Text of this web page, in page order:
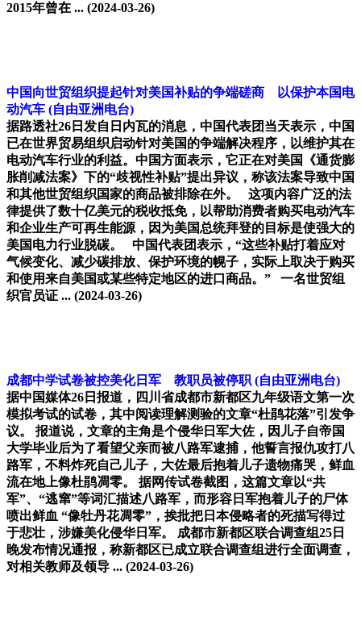
2015年曾在 ... (2024-03-26)
中国向世贸组织提起针对美国补贴的争端磋商 以保护本国电
动汽车 (自由亚洲电台)
据路透社26日发自日内瓦的消息，中国代表团当天表示，中国
已在世界贸易组织启动针对美国的争端解决程序，以维护其在
电动汽车行业的利益。中国方面表示，它正在对美国《通货膨
胀削减法案》下的“歧视性补贴”提出异议，称该法案导致中国
和其他世贸组织国家的商品被排除在外。 这项内容广泛的法
律提供了数十亿美元的税收抵免，以帮助消费者购买电动汽车
和企业生产可再生能源，因为美国总统拜登的目标是使强大的
美国电力行业脱碳。 中国代表团表示，“这些补贴打着应对
气候变化、减少碳排放、保护环境的幌子，实际上取决于购买
和使用来自美国或某些特定地区的进口商品。” 一名世贸组
织官员证 ... (2024-03-26)
成都中学试卷被控美化日军 教职员被停职 (自由亚洲电台)
据中国媒体26日报道，四川省成都市新都区九年级语文第一次
模拟考试的试卷，其中阅读理解测验的文章“杜鹃花落”引发争
议。 报道说，文章的主角是个侵华日军大佐，因儿子自帝国
大学毕业后为了看望父亲而被八路军逮捕，他誓言报仇攻打八
路军，不料炸死自己儿子，大佐最后抱着儿子遗物痛哭，鲜血
流在地上像杜鹃凋零。 据网传试卷截图，这篇文章以“共
军”、“逃窜”等词汇描述八路军，而形容日军抱着儿子的尸体
喷出鲜血 “像牡丹花凋零”，挨批把日本侵略者的死描写得过
于悲壮，涉嫌美化侵华日军。 成都市新都区联合调查组25日
晚发布情况通报，称新都区已成立联合调查组进行全面调查，
对相关教师及领导 ... (2024-03-26)